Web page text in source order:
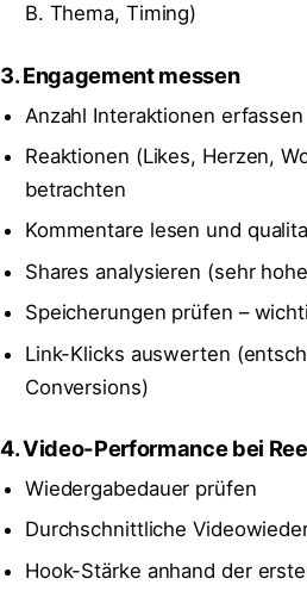
B. Thema, Timing)
3. Engagement messen
Anzahl Interaktionen erfassen
Reaktionen (Likes, Herzen,
betrachten
Kommentare lesen und
Shares analysieren (sehr
Speicherungen prüfen –
Link-Klicks auswerten
Conversions)
4. Video-Performance bei
Wiedergabedauer prüfen
Durchschnittliche
Hook-Stärke anhand der